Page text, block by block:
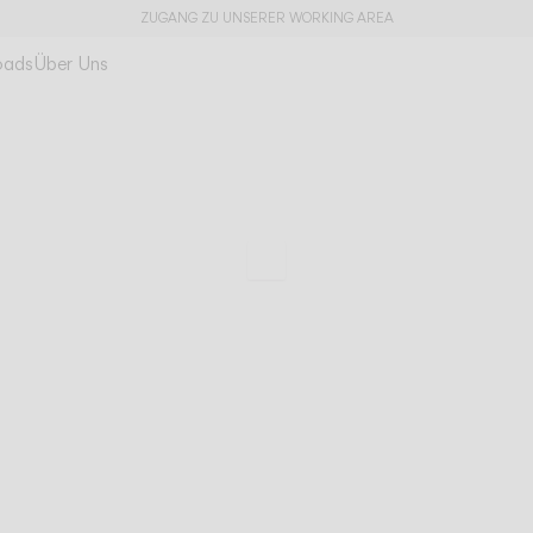
ZUGANG ZU UNSERER WORKING AREA
Über Uns